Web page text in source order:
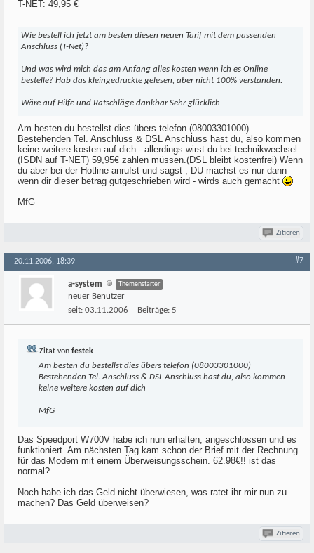
T-NET: 49,95 €
Wie bestell ich jetzt am besten diesen neuen Tarif mit dem passenden
Anschluss (T-Net)?
Und was wird mich das am Anfang alles kosten wenn ich es Online
bestelle? Hab das kleingedruckte gelesen, aber nicht 100% verstanden.
Wäre auf Hilfe und Ratschläge dankbar Sehr glücklich
Am besten du bestellst dies übers telefon (08003301000)
Bestehenden Tel. Anschluss & DSL Anschluss hast du, also kommen
keine weitere kosten auf dich - allerdings wirst du bei technikwechsel
(ISDN auf T-NET) 59,95€ zahlen müssen.(DSL bleibt kostenfrei) Wenn
du aber bei der Hotline anrufst und sagst , DU machst es nur dann
wenn dir dieser betrag gutgeschrieben wird - wirds auch gemacht
MfG
Zitieren
20.11.2006, 18:39 #7
a-system Themenstarter
neuer Benutzer
seit: 03.11.2006 Beiträge: 5
Zitat von festek
Am besten du bestellst dies übers telefon (08003301000)
Bestehenden Tel. Anschluss & DSL Anschluss hast du, also kommen
keine weitere kosten auf dich
MfG
Das Speedport W700V habe ich nun erhalten, angeschlossen und es
funktioniert. Am nächsten Tag kam schon der Brief mit der Rechnung
für das Modem mit einem Überweisungsschein. 62.98€!! ist das
normal?
Noch habe ich das Geld nicht überwiesen, was ratet ihr mir nun zu
machen? Das Geld überweisen?
Zitieren